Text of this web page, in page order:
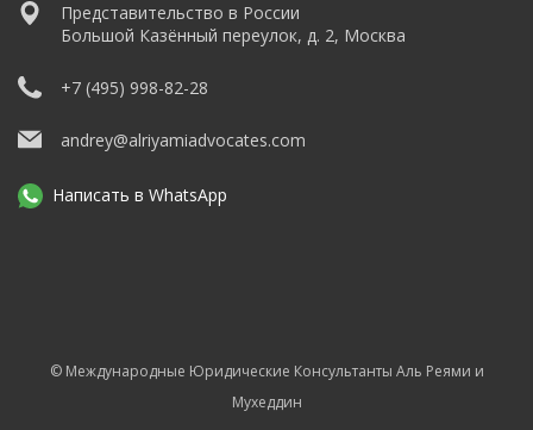
Представительство в России
Большой Казённый переулок, д. 2, Москва
+7 (495) 998-82-28
andrey@alriyamiadvocates.com
Написать в WhatsApp
© Международные Юридические Консультанты Аль Реями и
Мухеддин